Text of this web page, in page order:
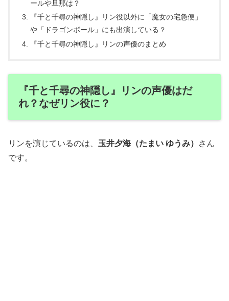
ールや旦那は？
『千と千尋の神隠し』リン役以外に「魔女の宅急便」
や「ドラゴンボール」にも出演している？
『千と千尋の神隠し』リンの声優のまとめ
『千と千尋の神隠し』リンの声優はだ
れ？なぜリン役に？
リンを演じているのは、 玉井夕海（たまい ゆうみ）
さん
です。